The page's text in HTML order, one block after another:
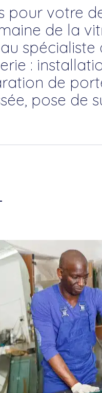
pour votre
de la
spécialiste
:
de
pose de